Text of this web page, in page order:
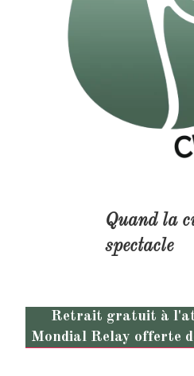
Quand la
spectacle
Retrait gratuit à
Mondial Relay offerte